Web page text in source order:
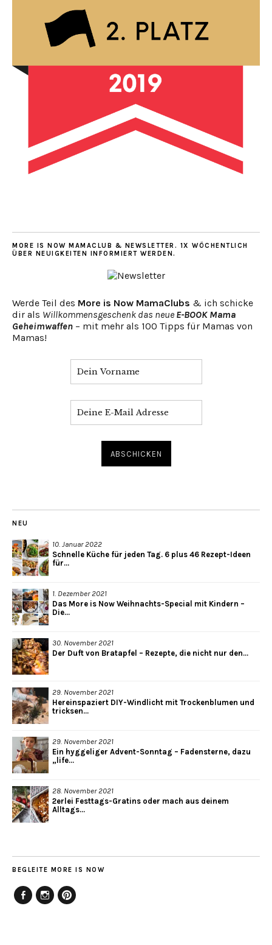
MORE IS NOW MAMACLUB & NEWSLETTER. 1X WÖCHENTLICH
ÜBER NEUIGKEITEN INFORMIERT WERDEN.
Werde Teil des More is Now MamaClubs & ich schicke
dir als Willkommensgeschenk das neue E-BOOK Mama
Geheimwaffen – mit mehr als 100 Tipps für Mamas von
Mamas!
NEU
10. Januar 2022
Schnelle Küche für jeden Tag. 6 plus 46 Rezept-Ideen
für...
1. Dezember 2021
Das More is Now Weihnachts-Special mit Kindern –
Die...
30. November 2021
Der Duft von Bratapfel – Rezepte, die nicht nur den...
29. November 2021
Hereinspaziert DIY-Windlicht mit Trockenblumen und
tricksen...
29. November 2021
Ein hyggeliger Advent-Sonntag – Fadensterne, dazu
„life...
28. November 2021
2erlei Festtags-Gratins oder mach aus deinem
Alltags...
BEGLEITE MORE IS NOW